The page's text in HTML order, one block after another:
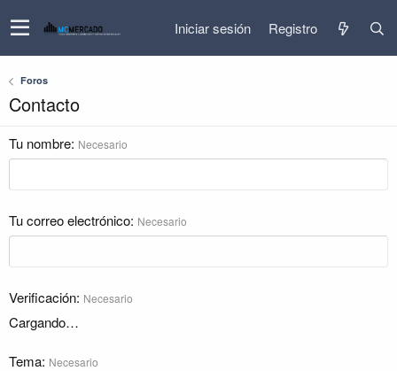
Iniciar sesión Registro
Foros
Contacto
Tu nombre Necesario
Tu correo electrónico Necesario
Verificación Necesario
Cargando…
Tema Necesario